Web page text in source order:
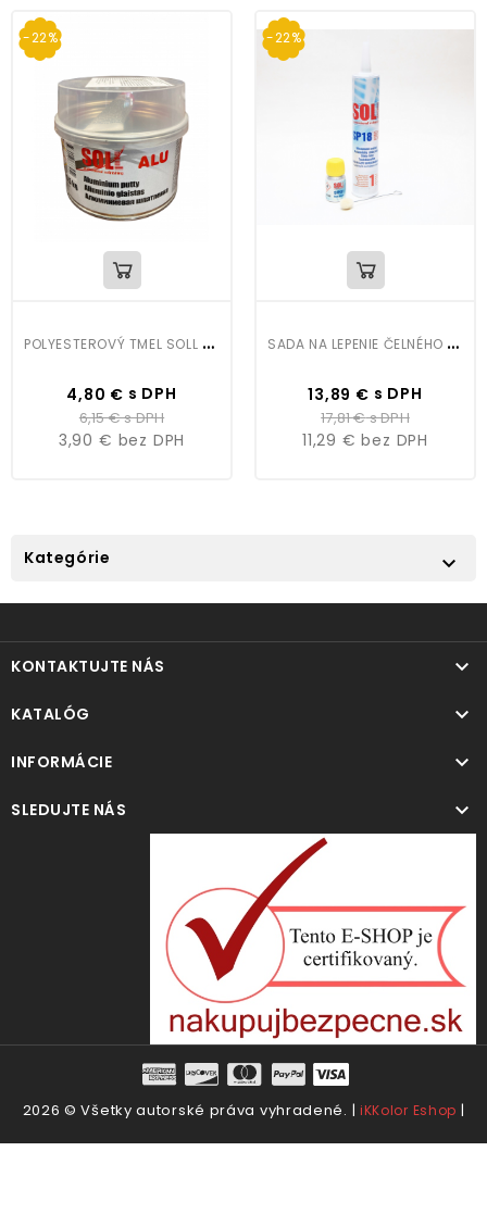
-22%
P
OLYESTEROVÝ TMEL SOLL ALU 0,5KG
Cena
4,80 € s DPH
6,15 €s DPH
3,90 € bez DPH
-22%
S
ADA NA LEPENIE ČELNÉHO AUTOSKLA SOLL
Cena
13,89 € s DPH
17,81 €s DPH
11,29 € bez DPH
Kategórie 
KONTAKTUJTE NÁS 
KATALÓG 
INFORMÁCIE 
SLEDUJTE NÁS 
2026 © Všetky autorské práva vyhradené. | iKKolor Eshop |